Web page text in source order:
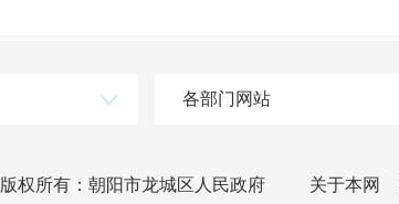
各部门网站
版权所有：朝阳市龙城区人民政府 关于本网